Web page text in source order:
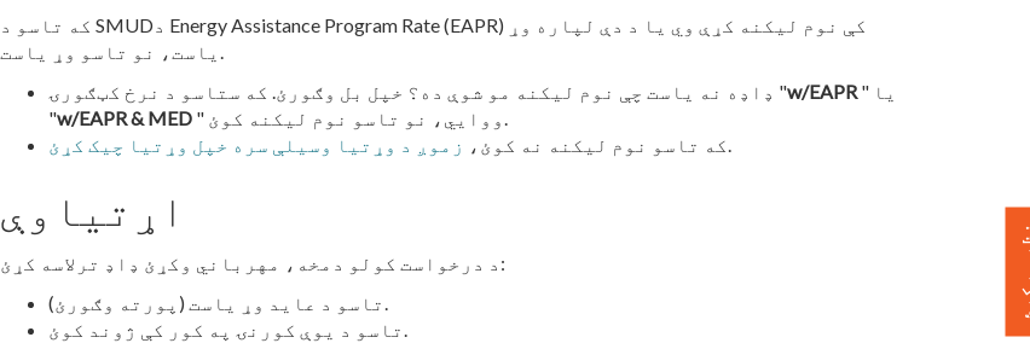
که تاسو د SMUDد Energy Assistance Program Rate (EAPR) کې نوم لیکنه کړې وي یا د دې لپاره وړ
یاست، نو تاسو وړ یاست.
ډاډه نه یاست چې نوم لیکنه مو شوې ده؟ خپل بل وګورئ. که ستاسو د نرخ کټګورۍ "w/EAPR" یا
"w/EAPR & MED
" ووایي، نو تاسو نوم لیکنه کوئ.
که تاسو نوم لیکنه نه کوئ، زموږ د وړتیا وسیلې سره خپل وړتیا چیک کړئ .
اړتیاوې
د درخواست کولو دمخه، مهرباني وکړئ ډاډ ترلاسه کړئ:
تاسو د عاید وړ یاست (پورته وګورئ).
تاسو د یوې کورنۍ په کور کې ژوند کوئ.